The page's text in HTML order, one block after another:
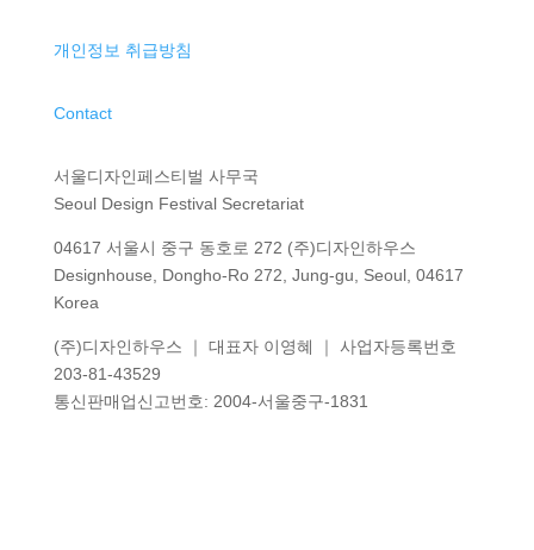
개인정보 취급방침
Contact
서울디자인페스티벌 사무국
Seoul Design Festival Secretariat
04617 서울시 중구 동호로 272 (주)디자인하우스
Designhouse, Dongho-Ro 272, Jung-gu, Seoul, 04617
Korea
(주)디자인하우스 ｜ 대표자 이영혜 ｜ 사업자등록번호
203-81-43529
통신판매업신고번호: 2004-서울중구-1831